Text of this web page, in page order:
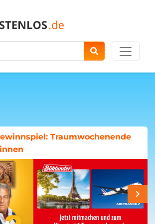
Traumwochenende